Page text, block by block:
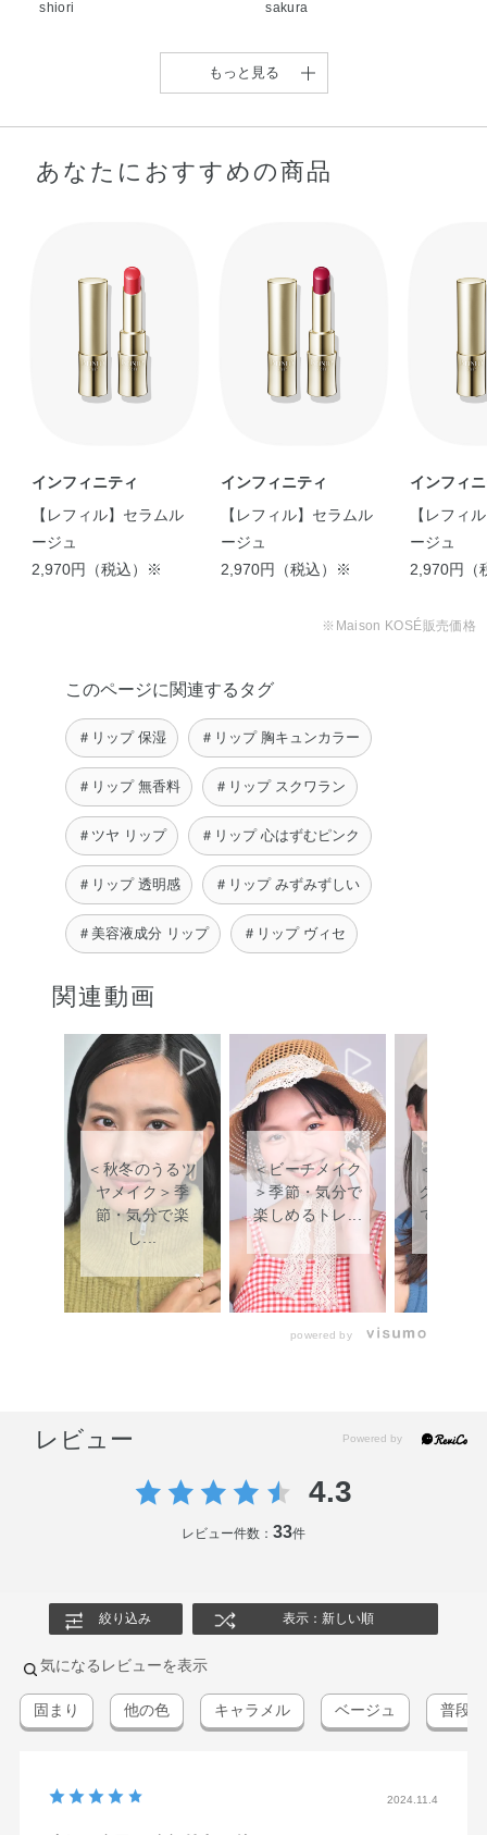
shiori sakura
【肌に馴染む！粘膜色リ
ップ】 みずみず …
イエベ秋大優勝【お洒落
な深みを楽しむブラ …
らリキッドタイプの …
もっと見る
あなたにおすすめの商品
インフィニティ
【レフィル】セラムル
ージュ
2,970円（税込）※
インフィニティ
【レフィル】セラムル
ージュ
2,970円（税込）※
インフィ
【レフィ
ージュ
2,970円（
※Maison KOSÉ販売価格
このページに関連するタグ
＃リップ 保湿 ＃リップ 胸キュンカラー
＃リップ 無香料 ＃リップ スクワラン
＃ツヤ リップ ＃リップ 心はずむピンク
＃リップ 透明感 ＃リップ みずみずしい
＃美容液成分 リップ ＃リップ ヴィセ
関連動画
＜秋冬のうるツ
ヤメイク＞季
節・気分で楽
し...
＜ビーチメイク
＞季節・気分で
楽しめるトレ...
＜お出か
ク＞季節
で楽しめ
powered by
レビュー
4.3
レビュー件数： 33件
絞り込み 表示：新しい順
気になるレビューを表示
固まり 他の色 キャラメル ベージュ 普段
2024.11.4